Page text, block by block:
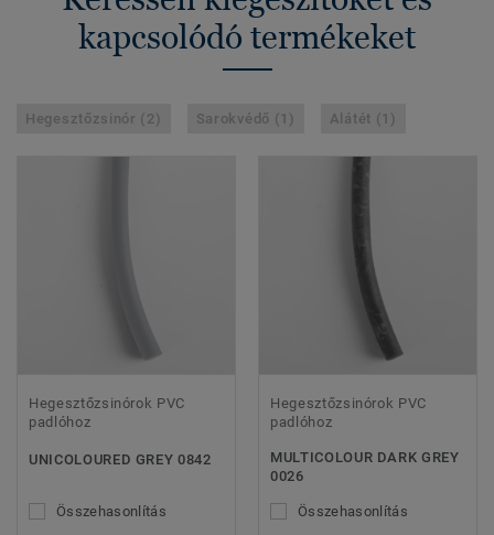
kapcsolódó termékeket
Hegesztőzsinór (2) Sarokvédő (1) Alátét (1)
Hegesztőzsinórok PVC
padlóhoz
UNICOLOURED GREY 0842
Összehasonlítás
Hegesztőzsinórok PVC
padlóhoz
MULTICOLOUR DARK GREY
0026
Összehasonlítás